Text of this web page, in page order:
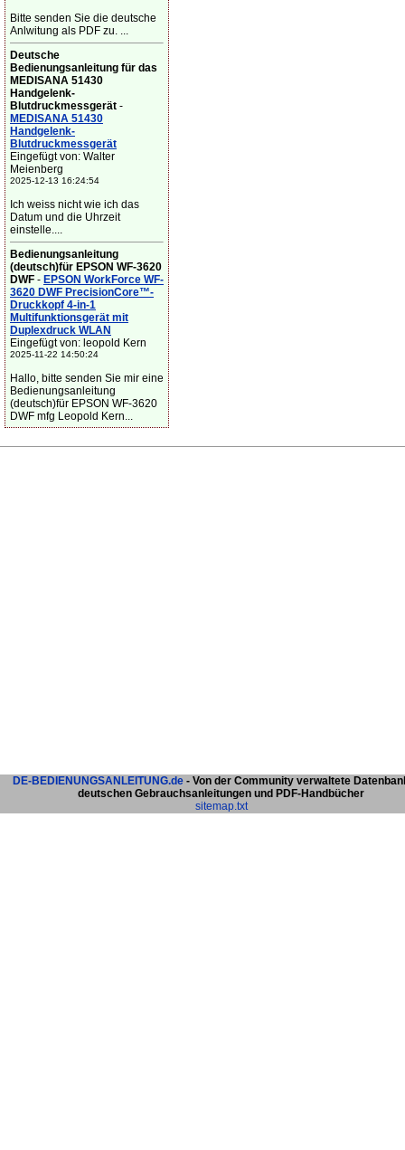
Bitte senden Sie die deutsche
Anlwitung als PDF zu. ...
Deutsche
Bedienungsanleitung für das
MEDISANA 51430
Handgelenk-
Blutdruckmessgerät -
MEDISANA 51430
Handgelenk-
Blutdruckmessgerät
Eingefügt von: Walter
Meienberg
2025-12-13 16:24:54
Ich weiss nicht wie ich das
Datum und die Uhrzeit
einstelle....
Bedienungsanleitung
(deutsch)für EPSON WF-3620
DWF - EPSON WorkForce WF-
3620 DWF PrecisionCore™-
Druckkopf 4-in-1
Multifunktionsgerät mit
Duplexdruck WLAN
Eingefügt von: leopold Kern
2025-11-22 14:50:24
Hallo, bitte senden Sie mir eine
Bedienungsanleitung
(deutsch)für EPSON WF-3620
DWF mfg Leopold Kern...
DE-BEDIENUNGSANLEITUNG.de - Von der Community verwaltete
deutschen Gebrauchsanleitungen und PDF-Handbücher
sitemap.txt